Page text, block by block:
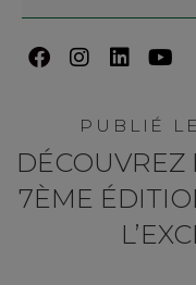
PUBLIÉ
DÉCOUVREZ
7ÈME